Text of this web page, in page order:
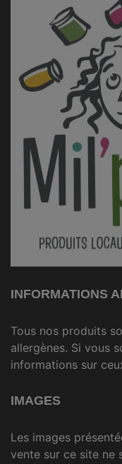
INFORMATIONS
Tous nos produits
allergènes. Si vous
informations sur
IMAGES
Les images
vente sur ce site ne